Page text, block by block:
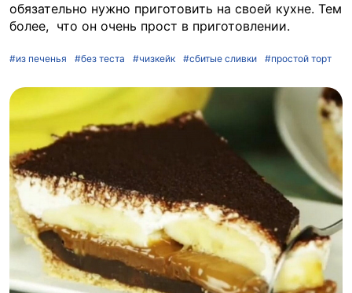
обязательно нужно приготовить на своей кухне. Тем
более, что он очень прост в приготовлении.
#из печенья #без теста #чизкейк #сбитые сливки #простой торт